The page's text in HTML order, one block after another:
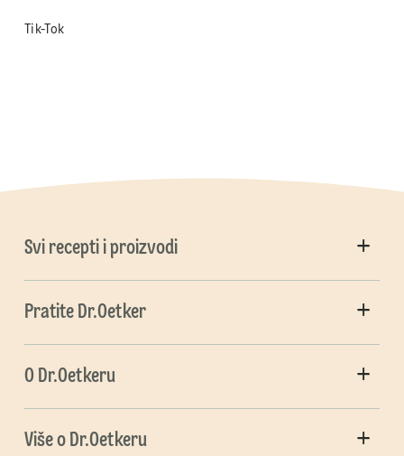
Tik-Tok
Svi recepti i proizvodi
Pratite Dr.Oetker
O Dr.Oetkeru
Više o Dr.Oetkeru